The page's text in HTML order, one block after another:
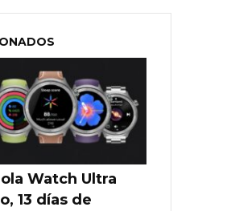
Watch Ultra
13 días de